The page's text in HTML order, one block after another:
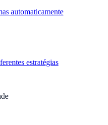
automaticamente
estratégias